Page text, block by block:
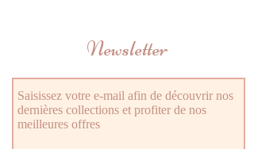
Newsletter
Saisissez votre e-mail afin de découvrir nos
dernières collections et profiter de nos
meilleures offres